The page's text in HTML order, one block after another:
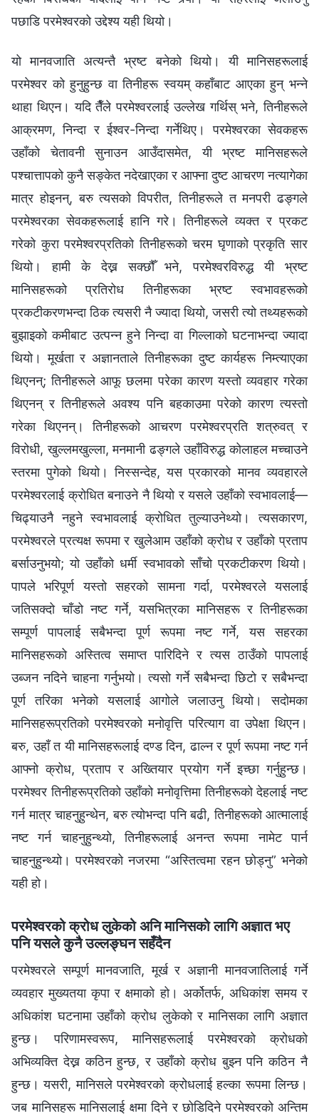
पछाडि परमेश्‍वरको उद्देश्य यही थियो।
यो मानवजाति अत्यन्तै भ्रष्ट बनेको थियो। यी मानिसहरूलाई
परमेश्‍वर को हुनुहुन्छ वा तिनीहरू स्वयम्‌ कहाँबाट आएका हुन् भन्‍ने
थाहा थिएन। यदि तैँले परमेश्‍वरलाई उल्‍लेख गर्थिस् भने, तिनीहरूले
आक्रमण, निन्दा र ईश्‍वर-निन्दा गर्नेथिए। परमेश्‍वरका सेवकहरू
उहाँको चेतावनी सुनाउन आउँदासमेत, यी भ्रष्ट मानिसहरूले
पश्‍चात्तापको कुनै सङ्केत नदेखाएका र आफ्ना दुष्ट आचरण नत्यागेका
मात्र होइनन्, बरु त्यसको विपरीत, तिनीहरूले त मनपरी ढङ्गले
परमेश्‍वरका सेवकहरूलाई हानि गरे। तिनीहरूले व्यक्त र प्रकट
गरेको कुरा परमेश्‍वरप्रतिको तिनीहरूको चरम घृणाको प्रकृति सार
थियो। हामी के देख्न सक्छौँ भने, परमेश्‍वरविरुद्ध यी भ्रष्ट
मानिसहरूको प्रतिरोध तिनीहरूका भ्रष्ट स्वभावहरूको
प्रकटीकरणभन्दा ठिक त्यसरी नै ज्यादा थियो, जसरी त्यो तथ्यहरूको
बुझाइको कमीबाट उत्पन्न हुने निन्दा वा गिल्‍लाको घटनाभन्दा ज्यादा
थियो। मूर्खता र अज्ञानताले तिनीहरूका दुष्ट कार्यहरू निम्त्याएका
थिएनन्; तिनीहरूले आफू छलमा परेका कारण यस्तो व्यवहार गरेका
थिएनन् र तिनीहरूले अवश्य पनि बहकाउमा परेको कारण त्यस्तो
गरेका थिएनन्। तिनीहरूको आचरण परमेश्‍वरप्रति शत्रुवत् र
विरोधी, खुल्लमखुल्ला, मनमानी ढङ्गले उहाँविरुद्ध कोलाहल मच्चाउने
स्तरमा पुगेको थियो। निस्सन्देह, यस प्रकारको मानव व्यवहारले
परमेश्‍वरलाई क्रोधित बनाउने नै थियो र यसले उहाँको स्वभावलाई—
चिढ्याउनै नहुने स्वभावलाई क्रोधित तुल्याउनेथ्यो। त्यसकारण,
परमेश्‍वरले प्रत्यक्ष रूपमा र खुलेआम उहाँको क्रोध र उहाँको प्रताप
बर्साउनुभयो; यो उहाँको धर्मी स्वभावको साँचो प्रकटीकरण थियो।
पापले भरिपूर्ण यस्तो सहरको सामना गर्दा, परमेश्‍वरले यसलाई
जतिसक्दो चाँडो नष्ट गर्ने, यसभित्रका मानिसहरू र तिनीहरूका
सम्पूर्ण पापलाई सबैभन्दा पूर्ण रूपमा नष्ट गर्ने, यस सहरका
मानिसहरूको अस्तित्व समाप्त पारिदिने र त्यस ठाउँको पापलाई
उब्जन नदिने चाहना गर्नुभयो। त्यसो गर्ने सबैभन्दा छिटो र सबैभन्दा
पूर्ण तरिका भनेको यसलाई आगोले जलाउनु थियो। सदोमका
मानिसहरूप्रतिको परमेश्‍वरको मनोवृत्ति परित्याग वा उपेक्षा थिएन।
बरु, उहाँ त यी मानिसहरूलाई दण्ड दिन, ढाल्न र पूर्ण रूपमा नष्ट गर्न
आफ्‍नो क्रोध, प्रताप र अख्‍तियार प्रयोग गर्ने इच्छा गर्नुहुन्छ।
परमेश्‍वर तिनीहरूप्रतिको उहाँको मनोवृत्तिमा तिनीहरूको देहलाई नष्ट
गर्न मात्र चाहनुहुन्थेन, बरु त्योभन्दा पनि बढी, तिनीहरूको आत्मालाई
नष्ट गर्न चाहनुहुन्थ्यो, तिनीहरूलाई अनन्त रूपमा नामेट पार्न
चाहनुहुन्थ्यो। परमेश्‍वरको नजरमा “अस्तित्वमा रहन छोड्नु” भनेको
यही हो।
परमेश्‍वरको क्रोध लुकेको अनि मानिसको लागि अज्ञात भए
पनि यसले कुनै उल्‍लङ्घन सहँदैन
परमेश्‍वरले सम्पूर्ण मानवजाति, मूर्ख र अज्ञानी मानवजातिलाई गर्ने
व्यवहार मुख्यतया कृपा र क्षमाको हो। अर्कोतर्फ, अधिकांश समय र
अधिकांश घटनामा उहाँको क्रोध लुकेको र मानिसका लागि अज्ञात
हुन्छ। परिणामस्वरूप, मानिसहरूलाई परमेश्‍वरको क्रोधको
अभिव्यक्ति देख्न कठिन हुन्छ, र उहाँको क्रोध बुझ्‍न पनि कठिन नै
हुन्छ। यसरी, मानिसले परमेश्‍वरको क्रोधलाई हल्‍का रूपमा लिन्छ।
जब मानिसहरू मानिसलाई क्षमा दिने र छोडिदिने परमेश्‍वरको अन्तिम